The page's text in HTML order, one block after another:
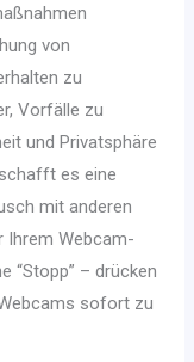
von
zu
Vorfälle zu
und Privatsphäre
es eine
mit anderen
Ihrem Webcam-
“Stopp” – drücken
sofort zu